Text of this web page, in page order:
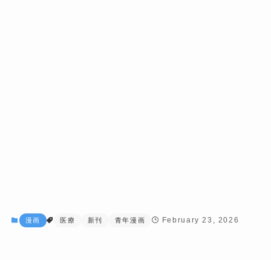
漫画 医療 新刊 青年漫画 February 23, 2026